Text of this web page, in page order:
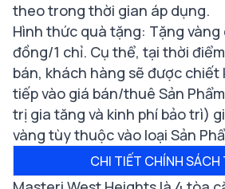
theo trong thời gian áp dụng.
Hình thức quà tặng: Tặng
đồng/1 chỉ. Cụ thể, tại thời
bán, khách hàng sẽ được chiết
tiếp vào giá bán/thuê Sản
trị gia tăng và kinh phí bảo trì)
vàng tùy thuộc vào loại Sản
CHI TIẾT CHÍNH SÁCH